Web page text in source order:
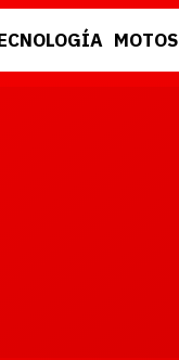
MOTOS